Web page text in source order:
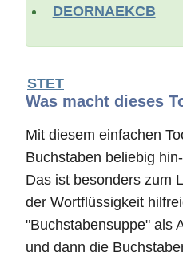
DEORNAEKCB
STET
Was macht dieses
Mit diesem einfachen
Buchstaben beliebig
Das ist besonders zum
der Wortflüssigkeit
"Buchstabensuppe" als
und dann die